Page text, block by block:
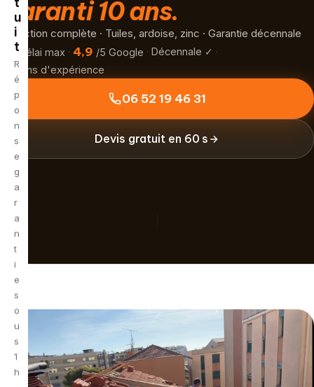
u
i
t
R
é
p
o
n
s
e
g
a
r
a
n
t
i
e
s
o
u
s
1
h
Garanti 10 ans.
Réfection complète · Tuiles, ardoise, zinc · Garantie décennale
délai max · 4,9 /5 Google · Décennale ✓ ·
+20 ans d'expérience
06 52 19 46 31
Devis gratuit en 60 s